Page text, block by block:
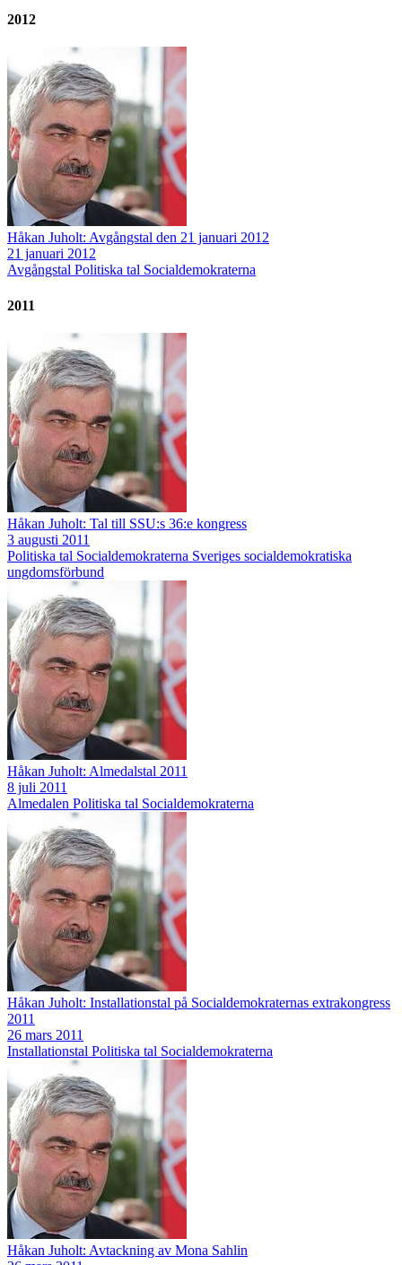
2012
Håkan Juholt: Avgångstal den 21 januari 2012
21 januari 2012
Avgångstal Politiska tal Socialdemokraterna
2011
Håkan Juholt: Tal till SSU:s 36:e kongress
3 augusti 2011
Politiska tal Socialdemokraterna Sveriges socialdemokratiska
ungdomsförbund
Håkan Juholt: Almedalstal 2011
8 juli 2011
Almedalen Politiska tal Socialdemokraterna
Håkan Juholt: Installationstal på Socialdemokraternas extrakongress
2011
26 mars 2011
Installationstal Politiska tal Socialdemokraterna
Håkan Juholt: Avtackning av Mona Sahlin